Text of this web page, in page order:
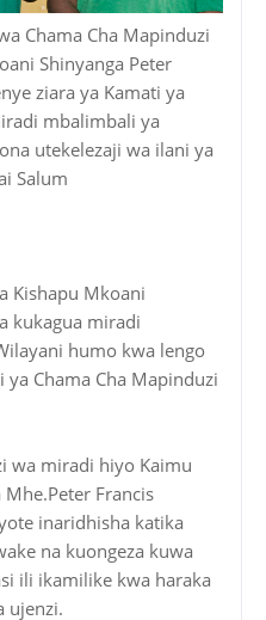
Chama Cha Mapinduzi
Shinyanga Peter
ziara ya Kamati ya
mbalimbali ya
utekelezaji wa ilani ya
Salum
Kishapu Mkoani
kukagua miradi
humo kwa lengo
Chama Cha Mapinduzi
wa miradi hiyo Kaimu
Francis
inaridhisha katika
na kuongeza kuwa
ili ikamilike kwa haraka
ujenzi.